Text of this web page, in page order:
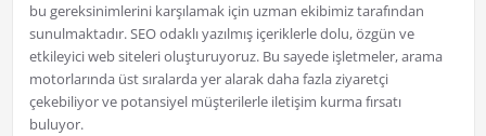
bu gereksinimlerini karşılamak için uzman ekibimiz tarafından
sunulmaktadır. SEO odaklı yazılmış içeriklerle dolu, özgün ve
etkileyici web siteleri oluşturuyoruz. Bu sayede işletmeler, arama
motorlarında üst sıralarda yer alarak daha fazla ziyaretçi
çekebiliyor ve potansiyel müşterilerle iletişim kurma fırsatı
buluyor.